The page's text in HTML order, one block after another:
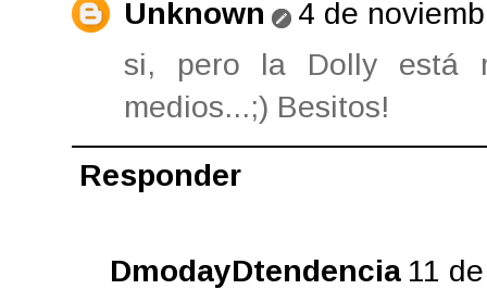
Unknown
4 de
si, pero la Dolly está
medios...;) Besitos!
Responder
DmodayDtendencia 11